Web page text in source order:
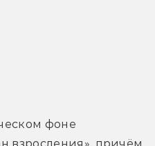
фоне